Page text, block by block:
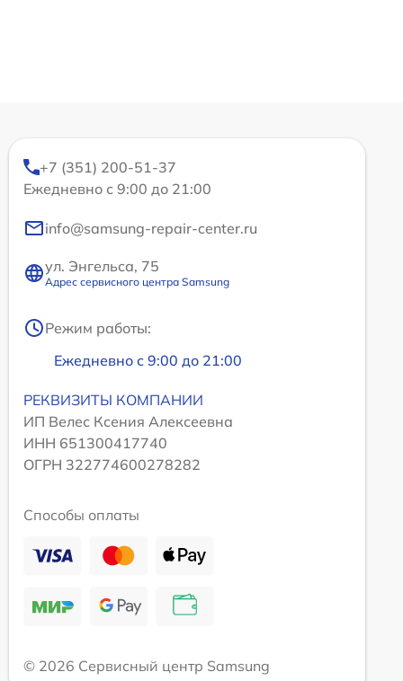
+7 (351) 200-51-37
Ежедневно с 9:00 до 21:00
info@samsung-repair-center.ru
ул. Энгельса, 75
Адрес сервисного центра Samsung
Режим работы:
Ежедневно с 9:00 до 21:00
РЕКВИЗИТЫ КОМПАНИИ
ИП Велес Ксения Алексеевна
ИНН 651300417740
ОГРН 322774600278282
Способы оплаты
© 2026 Сервисный центр Samsung